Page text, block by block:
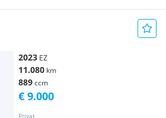
2023 EZ
11.080 km
889ccm
Privat
€ 9.000